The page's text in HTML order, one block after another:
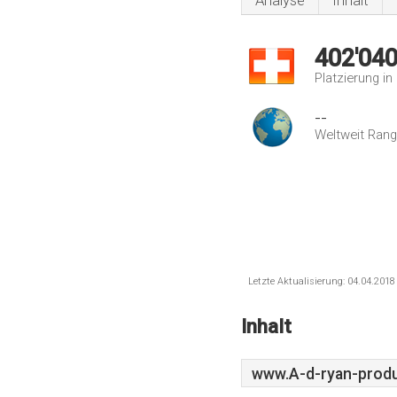
402'040
Platzierung
--
Weltweit Rang
Letzte Aktualisierung:
Inhalt
www.A-d-ryan-